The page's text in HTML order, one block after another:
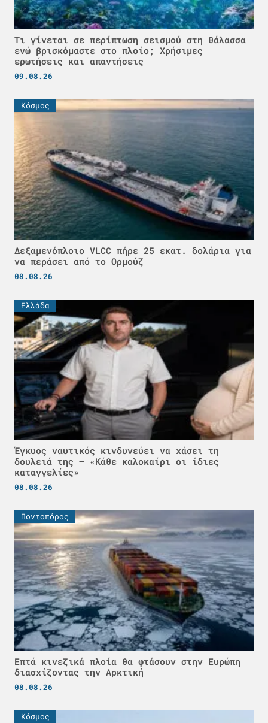
Τι γίνεται σε περίπτωση σεισμού στη θάλασσα
ενώ βρισκόμαστε στο πλοίο; Χρήσιμες
ερωτήσεις και απαντήσεις
09.08.26
Κόσμος
Δεξαμενόπλοιο VLCC πήρε 25 εκατ. δολάρια για
να περάσει από το Ορμούζ
08.08.26
Ελλάδα
Έγκυος ναυτικός κινδυνεύει να χάσει τη
δουλειά της – «Κάθε καλοκαίρι οι ίδιες
καταγγελίες»
08.08.26
Ποντοπόρος
Επτά κινεζικά πλοία θα φτάσουν στην Ευρώπη
διασχίζοντας την Αρκτική
08.08.26
Κόσμος